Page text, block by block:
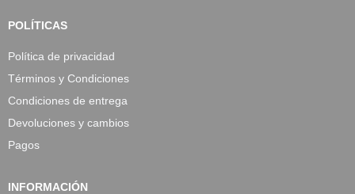
POLÍTICAS
Política de privacidad
Términos y Condiciones
Condiciones de entrega
Devoluciones y cambios
Pagos
INFORMACIÓN